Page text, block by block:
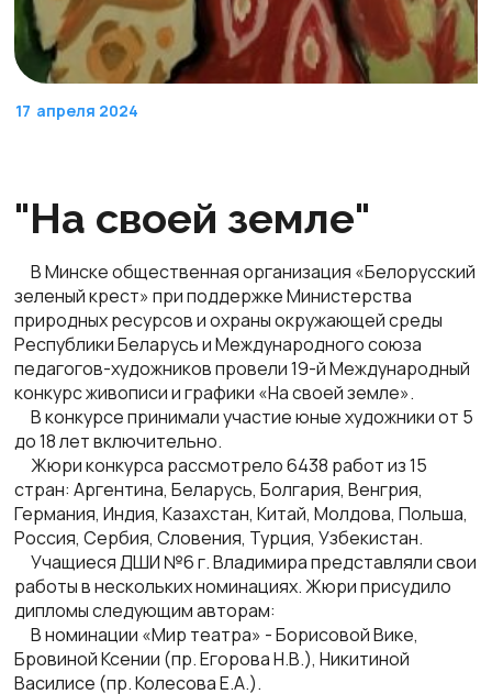
17 апреля 2024
"На своей земле"
В Минске общественная организация «Белорусский
зеленый крест» при поддержке Министерства
природных ресурсов и охраны окружающей среды
Республики Беларусь и Международного союза
педагогов-художников провели 19-й Международный
конкурс живописи и графики «На своей земле».
В конкурсе принимали участие юные художники от 5
до 18 лет включительно.
Жюри конкурса рассмотрело 6438 работ из 15
стран: Аргентина, Беларусь, Болгария, Венгрия,
Германия, Индия, Казахстан, Китай, Молдова, Польша,
Россия, Сербия, Словения, Турция, Узбекистан.
Учащиеся ДШИ №6 г. Владимира представляли свои
работы в нескольких номинациях. Жюри присудило
дипломы следующим авторам:
В номинации «Мир театра» - Борисовой Вике,
Бровиной Ксении (пр. Егорова Н.В.), Никитиной
Василисе (пр. Колесова Е.А.).